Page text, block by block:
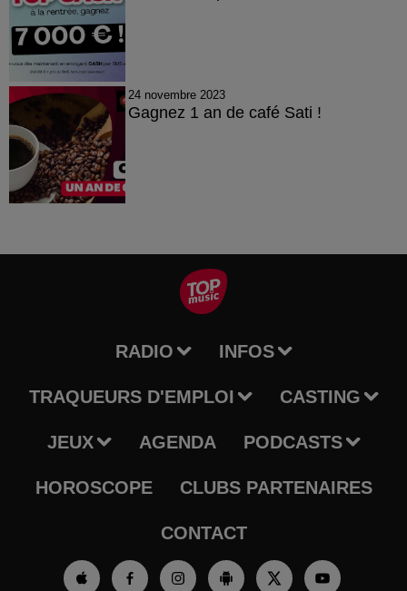
24 novembre 2023
Gagnez 1 an de café Sati !
RADIO INFOS
TRAQUEURS D'EMPLOI CASTING
JEUX AGENDA PODCASTS
HOROSCOPE CLUBS PARTENAIRES
CONTACT